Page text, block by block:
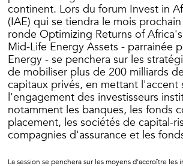
continent. Lors du forum Invest in
(IAE) qui se tiendra le mois
ronde Optimizing Returns of
Mid-Life Energy Assets - parrainée
Energy - se penchera sur les
de mobiliser plus de 200 milliards
capitaux privés, en mettant l'accent
l'engagement des investisseurs
notamment les banques, les fonds
placement, les sociétés de capital-
compagnies d'assurance et les
La session se penchera sur les moyens d'accroître les